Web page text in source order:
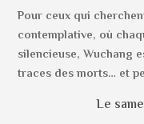
Pour ceux qui
contemplative, où
silencieuse, Wuchang
traces des morts… et
Le